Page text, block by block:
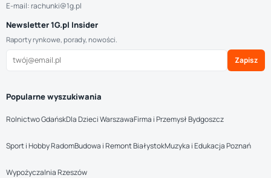
E-mail: rachunki@1g.pl
Newsletter 1G.pl Insider
Raporty rynkowe, porady, nowości.
Zapisz
Popularne wyszukiwania
Rolnictwo GdańskDla Dzieci WarszawaFirma i Przemysł Bydgoszcz
Sport i Hobby RadomBudowa i Remont BiałystokMuzyka i Edukacja Poznań
Wypożyczalnia Rzeszów